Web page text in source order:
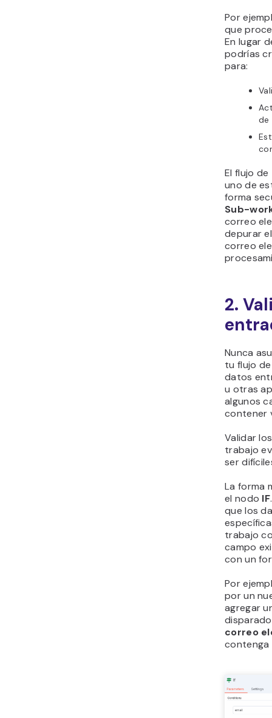
Por
que
En lugar
podrías
para:
de
El flujo
uno de
forma
Sub-
correo
depurar
correo
2.
Nunca
tu flujo
datos
u otras
algunos
contener
Validar
trabajo
ser
La forma
el nodo IF
que los
trabajo
campo
con un
Por
por un
agregar
correo